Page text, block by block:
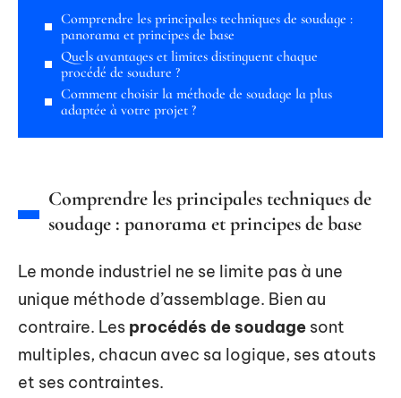
Comprendre les principales techniques de soudage :
panorama et principes de base
Quels avantages et limites distinguent chaque
procédé de soudure ?
Comment choisir la méthode de soudage la plus
adaptée à votre projet ?
Comprendre les principales techniques de
soudage : panorama et principes de base
Le monde industriel ne se limite pas à une
unique méthode d’assemblage. Bien au
contraire. Les procédés de soudage sont
multiples, chacun avec sa logique, ses atouts
et ses contraintes.